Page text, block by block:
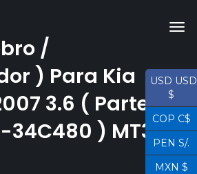
/
) Para Kia
3.6 ( Parte
34C480 ) MT38
USD USD
$
COP C$
PEN S/.
MXN $